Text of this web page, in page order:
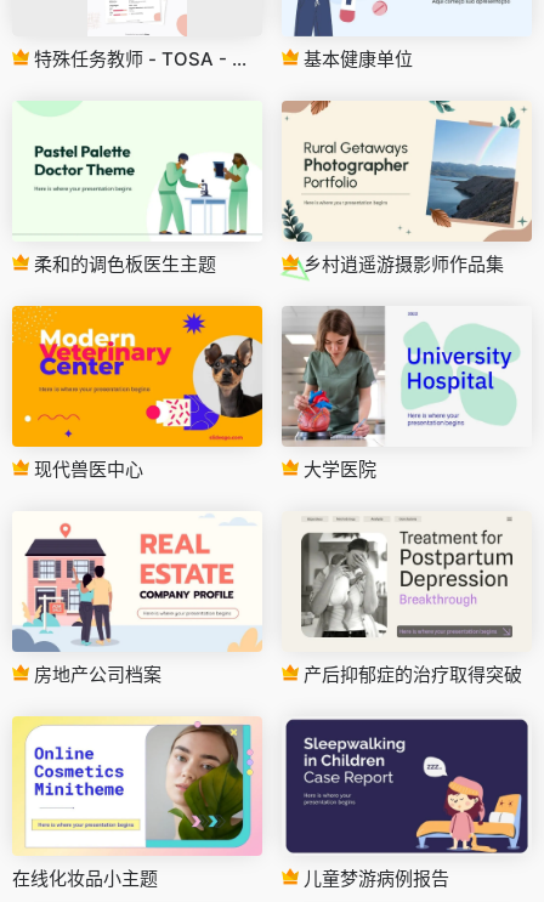
特殊任务教师 - TOSA - 简历 基本健康单位
柔和的调色板医生主题 乡村逍遥游摄影师作品集
现代兽医中心 大学医院
房地产公司档案 产后抑郁症的治疗取得突破
在线化妆品小主题 儿童梦游病例报告